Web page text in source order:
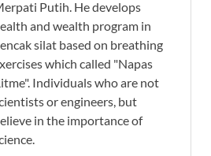
Putih. He develops
and wealth program in
silat based on breathing
which called "Napas
Individuals who are not
or engineers, but
in the importance of